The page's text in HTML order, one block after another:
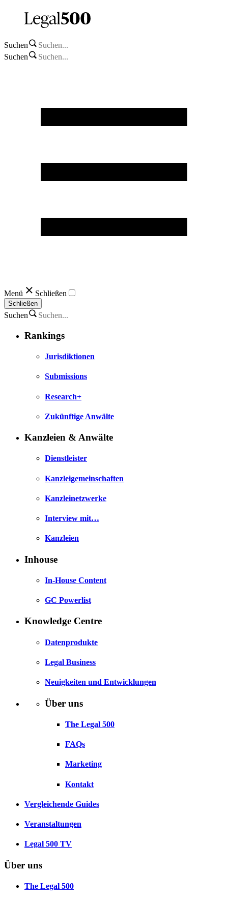
Suchen
Suchen
Menü Schließen
Schließen
Suchen
Rankings
Jurisdiktionen
Submissions
Research+
Zukünftige Anwälte
Kanzleien & Anwälte
Dienstleister
Kanzleigemeinschaften
Kanzleinetzwerke
Interview mit…
Kanzleien
Inhouse
In-House Content
GC Powerlist
Knowledge Centre
Datenprodukte
Legal Business
Neuigkeiten und Entwicklungen
Über uns
The Legal 500
FAQs
Marketing
Kontakt
Vergleichende Guides
Veranstaltungen
Legal 500 TV
Über uns
The Legal 500